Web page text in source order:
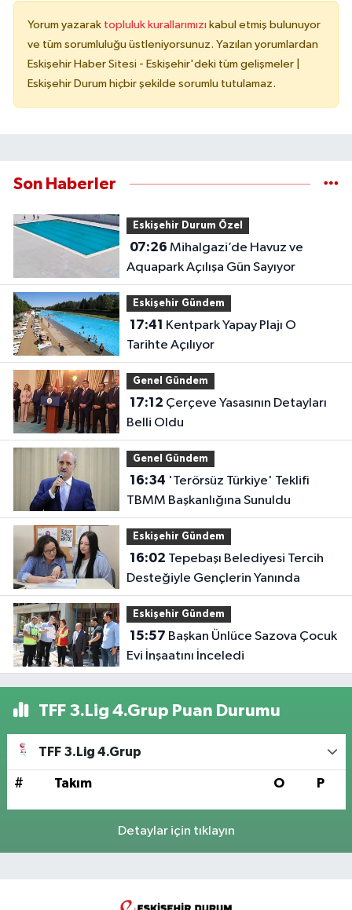
Yorum yazarak topluluk kurallarımızı kabul etmiş bulunuyor
ve tüm sorumluluğu üstleniyorsunuz. Yazılan yorumlardan
Eskişehir Haber Sitesi - Eskişehir'deki tüm gelişmeler |
Eskişehir Durum hiçbir şekilde sorumlu tutulamaz.
Son Haberler
Eskişehir Durum Özel
07:26
Aquapark Açılışa Gün Sayıyor
Eskişehir Gündem
17:41
Tarihte Açılıyor
Genel Gündem
17:12
Belli Oldu
Genel Gündem
16:34
TBMM Başkanlığına Sunuldu
Eskişehir Gündem
16:02
Desteğiyle Gençlerin Yanında
Eskişehir Gündem
15:57
Evi İnşaatını İnceledi
TFF 3.Lig 4.Grup Puan Durumu
TFF 3.Lig 4.Grup
# Takım O P
Detaylar için tıklayın